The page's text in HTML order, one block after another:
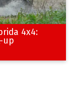
4x4:
up